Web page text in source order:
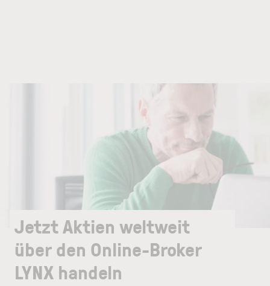
Jetzt Aktien weltweit
über den Online-Broker
LYNX handeln